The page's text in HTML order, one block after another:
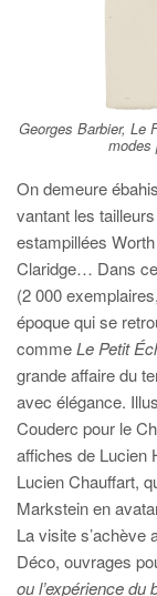
Georges Barbier, Le
modes
On demeure
vantant les
estampillées
Claridge… Dans
(2 000
époque qui se
commeLe Petit
grande affaire du
avec élégance.
Couderc pour le
affiches de Lucien
Lucien Chauffart,
Markstein en
La visite s’achève
Déco, ouvrages
ou l’expérience du